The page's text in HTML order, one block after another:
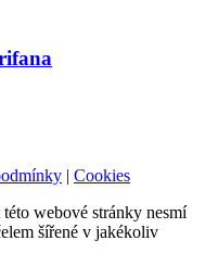
| Cookies
webové stránky nesmí
šířené v jakékoliv